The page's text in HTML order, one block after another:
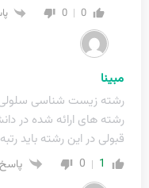
0
0
مبینا
رشته زیست شناسی سلولی
رشته های ارائه شده در
قبولی در این رشته باید
1
0 پاسخ